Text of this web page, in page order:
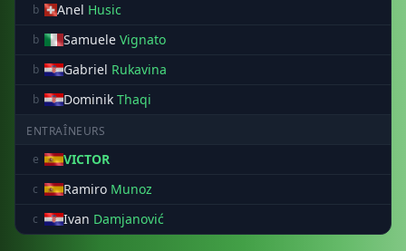
b Anel Husic
b Samuele Vignato
b Gabriel Rukavina
b Dominik Thaqi
ENTRAÎNEURS
e
VICTOR
c Ramiro Munoz
c Ivan Damjanović